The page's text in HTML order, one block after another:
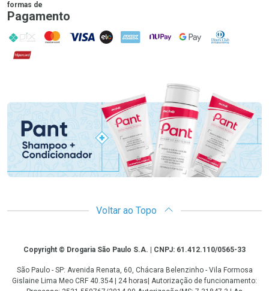
formas de
Pagamento
PIX MasterCard
VISA ELO AMEX NuPay Google PayDiners Club
Hipercard
Promoção em Destaque
Voltar ao Topo
CopyrightCopyright © Drogaria São Paulo S.A. | CNPJ: 61.412.110/0565-33
São Paulo - SP: Avenida Renata, 60, Chácara Belenzinho - Vila Formosa
Gislaine Lima Meo CRF 40.354 | 24 horas| Autorização de funcionamento: